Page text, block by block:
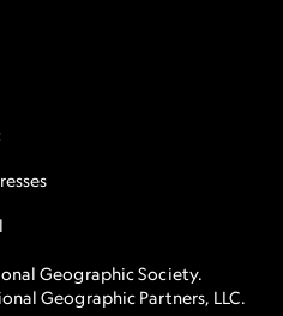
Geographic Society.
Geographic Partners, LLC.